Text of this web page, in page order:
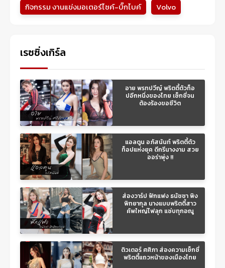
กิจกรรม งานแข่งมอเตอร์ไซค์-บิ๊กไบค์ Volvo
เรซซิ่งเกิร์ล
อาย พรทปวีญ์ พริตตี้ตัวท็อ
ปอีกหนึ่งของไทย เซ็กซี่จน
ต้องร้องขอชีวิต
แอลตูน อภัสนันท์ พริตตี้ตัว
ท็อปแห่งยุค ดีกรีนางงาม สวย
ออร่าพุ่ง !!
ส่องวาร์ป ฟักแฟง ธนัชชา พิง
พิทยากุล นางแบบพริตตี้สาว
คัพใหญ่ไฟลุก แซ่บทุกอณู
ติวเตอร์ ศศิภา ส่องความเซ็กซี่
พริตตี้แถวหน้าของเมืองไทย